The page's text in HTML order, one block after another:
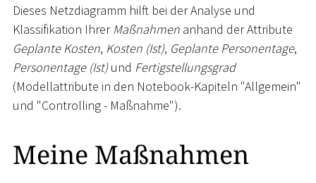
Dieses Netzdiagramm hilft bei der Analyse und
Klassifikation IhrerMaßnahmen anhand der Attribute
Geplante Kosten, Kosten (Ist), Geplante Personentage,
Personentage (Ist)und Fertigstellungsgrad
(Modellattribute in den Notebook-Kapiteln "Allgemein"
und "Controlling - Maßnahme").
Meine Maßnahmen